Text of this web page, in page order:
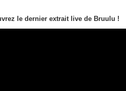
le dernier extrait live de Bruulu !